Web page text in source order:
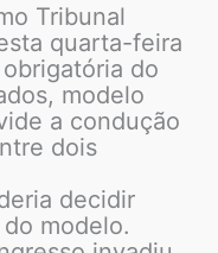
Tribunal
quarta-feira
do
modelo
a condução
dois
decidir
modelo.